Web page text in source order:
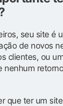
seu site é
de novos
clientes, ou
nenhum
que ter um